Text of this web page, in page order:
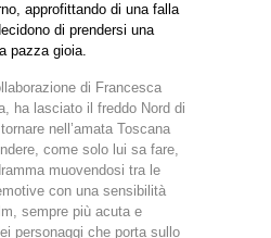
approfittando di una falla
di prendersi una
pazza gioia.
di Francesca
ha lasciato il freddo Nord di
nell’amata Toscana
come solo lui sa fare,
muovendosi tra le
con una sensibilità
sempre più acuta e
personaggi che porta sullo